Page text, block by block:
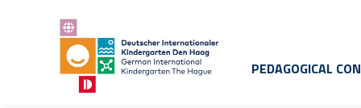
PEDAGOGICAL